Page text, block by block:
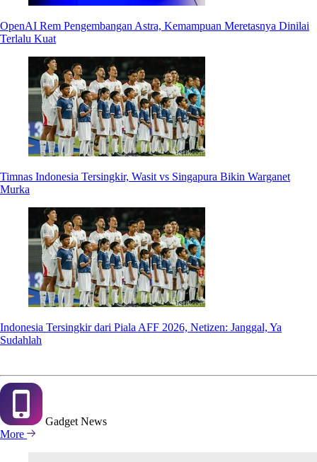
OpenAI Rem Pengembangan Astra, Kemampuan Meretasnya Dinilai
Terlalu Kuat
Timnas Indonesia Tersingkir, Wasit vs Singapura Bikin Warganet
Murka
Indonesia Tersingkir dari Piala AFF 2026, Netizen: Janggal, Ya
Sudahlah
GadgetNews
More